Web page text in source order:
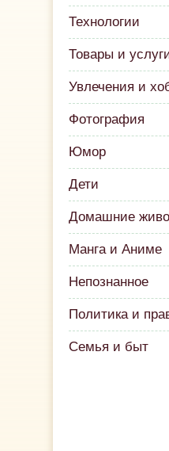
Технологии
Товары и
Увлечения и
Фотография
Юмор
Дети
Домашние
Манга и Аниме
Непознанное
Политика и
Семья и быт